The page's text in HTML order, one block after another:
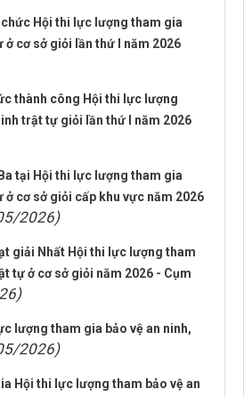
Hội thi lực lượng tham gia
ở cơ sở giỏi lần thứ I năm 2026
thành công Hội thi lực lượng
trật tự giỏi lần thứ I năm 2026
tại Hội thi lực lượng tham gia
ở cơ sở giỏi cấp khu vực năm 2026
2026)
giải Nhất Hội thi lực lượng tham
tự ở cơ sở giỏi năm 2026 - Cụm
lượng tham gia bảo vệ an ninh,
2026)
Hội thi lực lượng tham bảo vệ an